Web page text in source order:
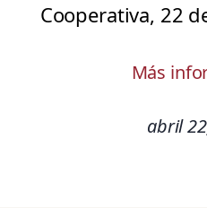
Cooperativa, 22
Más
abril